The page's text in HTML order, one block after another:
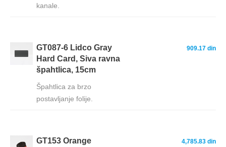
kanale.
GT087-6 Lidco Gray
Hard Card, Siva ravna
špahtlica, 15cm
Špahtlica za brzo
postavljanje folije.
909.17 din
GT153 Orange
4,785.83 din